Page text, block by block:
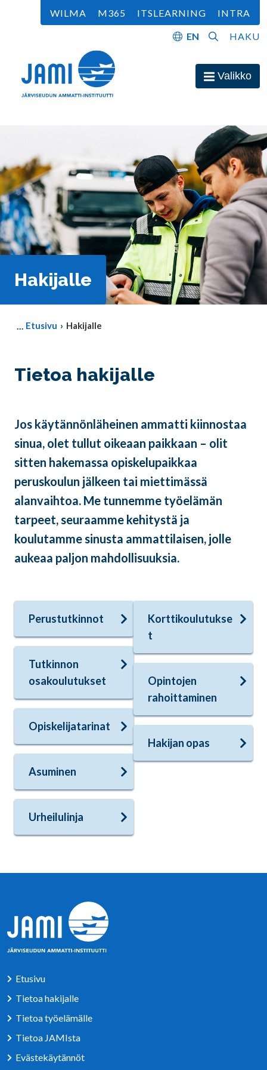
Siirry sisältöön
EN HAKU
WILMA M365 ITSLEARNING INTRA
AvaaValikko
Hakijalle
Etusivu Hakijalle
Tietoa hakijalle
Jos käytännönläheinen ammatti kiinnostaa
sinua, olet tullut oikeaan paikkaan – olit
sitten hakemassa opiskelupaikkaa
peruskoulun jälkeen tai miettimässä
alanvaihtoa. Me tunnemme työelämän
tarpeet, seuraamme kehitystä ja
koulutamme sinusta ammattilaisen, jolle
aukeaa paljon mahdollisuuksia.
Perustutkinnot
Tutkinnon
osakoulutukset
Opiskelijatarinat
Asuminen
Urheilulinja
Korttikoulutukse
t
Opintojen
rahoittaminen
Hakijan opas
Etusivu
Tietoa hakijalle
Tietoa työelämälle
Tietoa JAMIsta
Evästekäytännöt